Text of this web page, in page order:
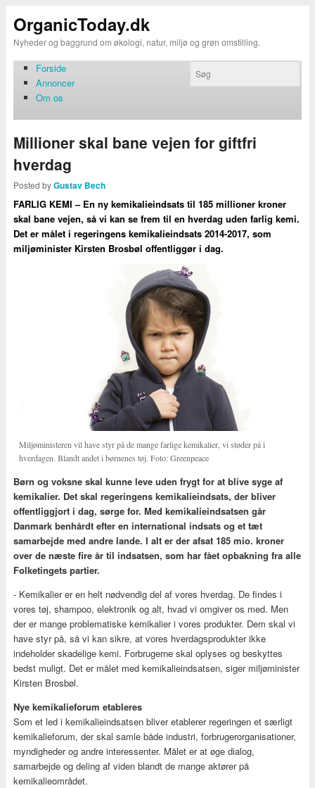
OrganicToday.dk
Nyheder og baggrund om økologi, natur, miljø og grøn omstilling.
Forside
Annoncer
Om os
Millioner skal bane vejen for giftfri
hverdag
Posted byGustav Bech
FARLIG KEMI – En ny kemikalieindsats til 185 millioner kroner
skal bane vejen, så vi kan se frem til en hverdag uden farlig kemi.
Det er målet i regeringens kemikalieindsats 2014-2017, som
miljøminister Kirsten Brosbøl offentliggør i dag.
Miljøministeren vil have styr på de mange farlige kemikalier, vi støder på i
hverdagen. Blandt andet i børnenes tøj. Foto: Greenpeace
Børn og voksne skal kunne leve uden frygt for at blive syge af
kemikalier. Det skal regeringens kemikalieindsats, der bliver
offentliggjort i dag, sørge for. Med kemikalieindsatsen går
Danmark benhårdt efter en international indsats og et tæt
samarbejde med andre lande. I alt er der afsat 185 mio. kroner
over de næste fire år til indsatsen, som har fået opbakning fra alle
Folketingets partier.
- Kemikalier er en helt nødvendig del af vores hverdag. De findes i
vores tøj, shampoo, elektronik og alt, hvad vi omgiver os med. Men
der er mange problematiske kemikalier i vores produkter. Dem skal vi
have styr på, så vi kan sikre, at vores hverdagsprodukter ikke
indeholder skadelige kemi. Forbrugerne skal oplyses og beskyttes
bedst muligt. Det er målet med kemikalieindsatsen, siger miljøminister
Kirsten Brosbøl.
Nye kemikalieforum etableres
Som et led i kemikalieindsatsen bliver etablerer regeringen et særligt
kemikalieforum, der skal samle både industri, forbrugerorganisationer,
myndigheder og andre interessenter. Målet er at øge dialog,
samarbejde og deling af viden blandt de mange aktører på
kemikalieområdet.